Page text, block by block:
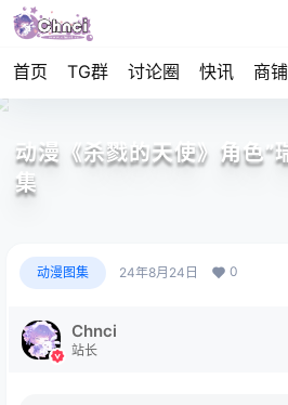
首页 TG群 讨论圈 快讯 商铺
动漫《杀戮的天使》角色”
集
动漫图集 24年8月24日 0
Chnci
站长